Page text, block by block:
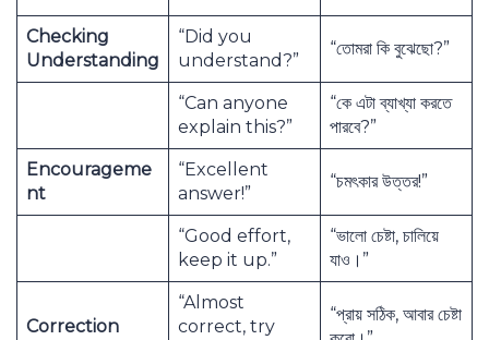
Checking
Understanding
“Did you
understand?”
“তোমরা কি বুঝেছো?”
“Can anyone
explain this?”
“কে এটা ব্যাখ্যা করতে
পারবে?”
Encourageme
nt
“Excellent
answer!”
“চমৎকার উত্তর!”
“Good effort,
keep it up.”
“ভালো চেষ্টা, চালিয়ে
যাও।”
Correction
“Almost
correct, try
“প্রায় সঠিক, আবার চেষ্টা